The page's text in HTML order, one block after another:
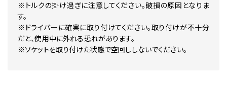
※トルクの掛け過ぎに注意してください。破損の原因となりま
す。
※ドライバーに確実に取り付けてください。取り付けが不十分
だと、使用中に外れる恐れがあります。
※ソケットを取り付けた状態で空回ししないでください。